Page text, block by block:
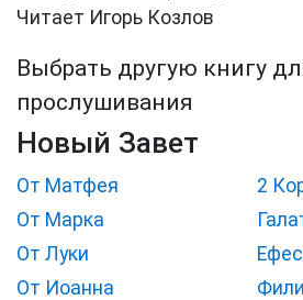
Читает Игорь Козлов
Выбрать другую книгу
прослушивания
Новый Завет
От Матфея
От Марка
От Луки
От Иоанна
2